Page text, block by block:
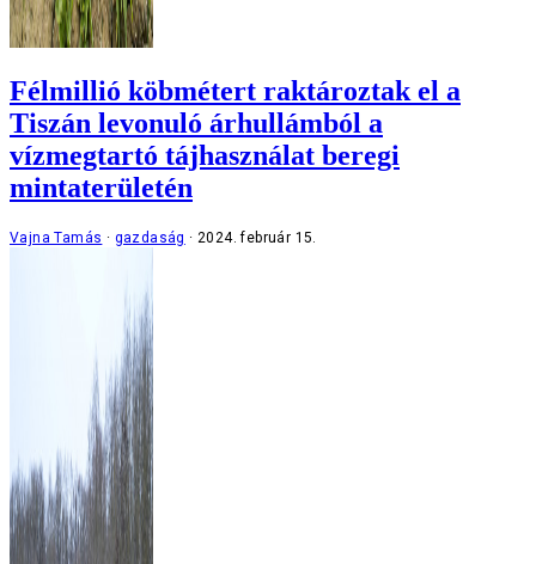
Félmillió köbmétert raktároztak el a
Tiszán levonuló árhullámból a
vízmegtartó tájhasználat beregi
mintaterületén
Vajna Tamás gazdaság 2024. február 15.